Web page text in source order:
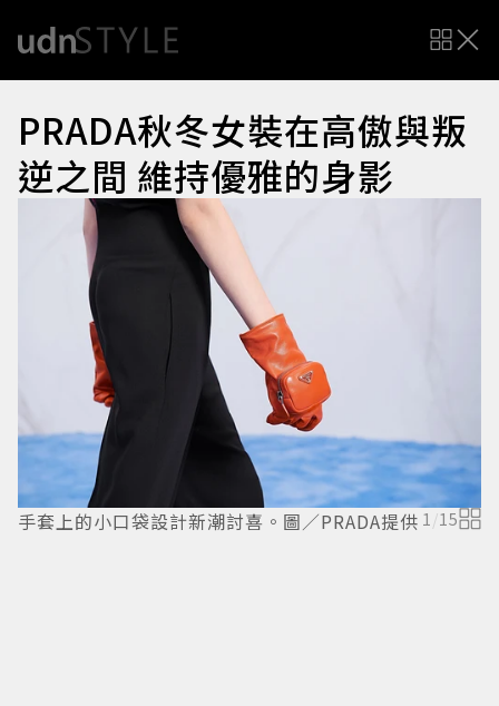
PRADA秋冬女裝在高傲與叛
逆之間 維持優雅的身影
手套上的小口袋設計新潮討喜。圖／PRADA提供 1 /15